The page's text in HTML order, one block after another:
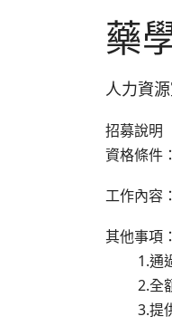
藥
人力資
招募說明
資格條件
工作內容
其他事項：
1.通過
2.全額
3.提供